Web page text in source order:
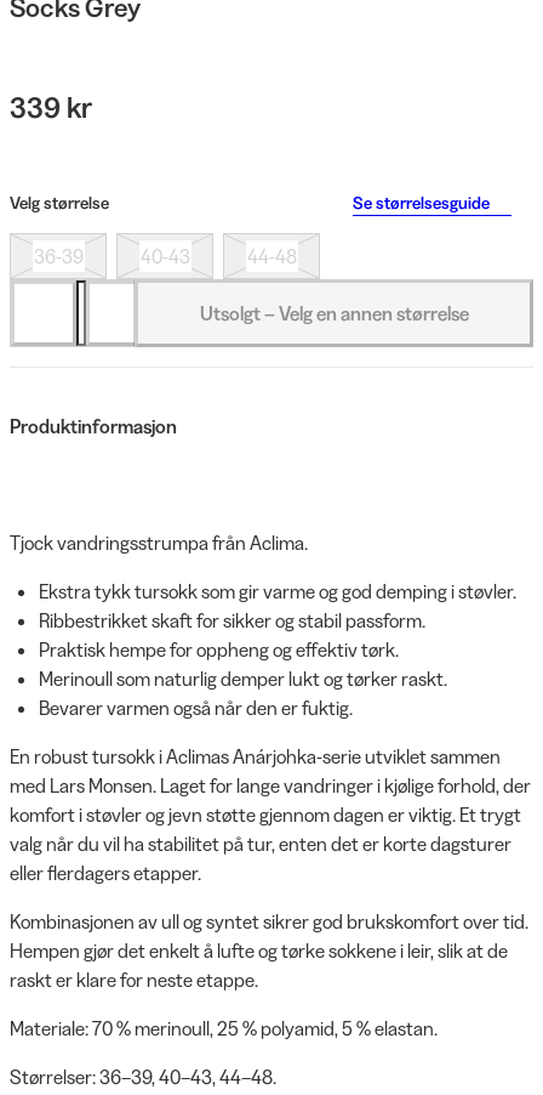
Socks Grey
339 kr
Velg størrelse Se størrelsesguide
36-39 40-43 44-48
Utsolgt – Velg en annen størrelse
Produktinformasjon
Tjock vandringsstrumpa från Aclima.
Ekstra tykk tursokk som gir varme og god demping i støvler.
Ribbestrikket skaft for sikker og stabil passform.
Praktisk hempe for oppheng og effektiv tørk.
Merinoull som naturlig demper lukt og tørker raskt.
Bevarer varmen også når den er fuktig.
En robust tursokk i Aclimas Anárjohka-serie utviklet sammen
med Lars Monsen. Laget for lange vandringer i kjølige forhold, der
komfort i støvler og jevn støtte gjennom dagen er viktig. Et trygt
valg når du vil ha stabilitet på tur, enten det er korte dagsturer
eller flerdagers etapper.
Kombinasjonen av ull og syntet sikrer god brukskomfort over tid.
Hempen gjør det enkelt å lufte og tørke sokkene i leir, slik at de
raskt er klare for neste etappe.
Materiale: 70 % merinoull, 25 % polyamid, 5 % elastan.
Størrelser: 36–39, 40–43, 44–48.